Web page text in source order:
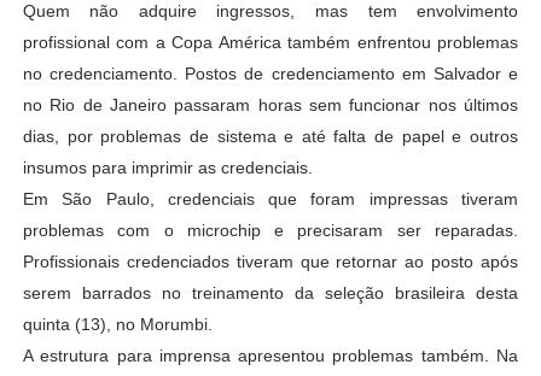
Quem não adquire ingressos, mas tem envolvimento
profissional com a Copa América também enfrentou problemas
no credenciamento. Postos de credenciamento em Salvador e
no Rio de Janeiro passaram horas sem funcionar nos últimos
dias, por problemas de sistema e até falta de papel e outros
insumos para imprimir as credenciais.
Em São Paulo, credenciais que foram impressas tiveram
problemas com o microchip e precisaram ser reparadas.
Profissionais credenciados tiveram que retornar ao posto após
serem barrados no treinamento da seleção brasileira desta
quinta (13), no Morumbi.
A estrutura para imprensa apresentou problemas também. Na